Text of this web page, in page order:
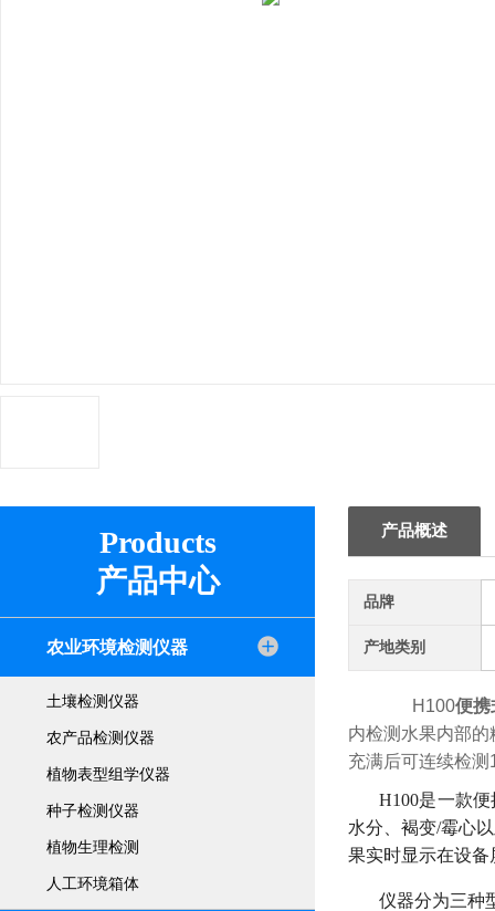
Products
产品中心
农业环境检测仪器
土壤检测仪器
农产品检测仪器
植物表型组学仪器
种子检测仪器
植物生理检测
人工环境箱体
产品概述
品牌
产地类别
H100便携
内检测水果内部
充满后可连续检
H100是一款
水分、褐变/霉心
果实时显示在设
仪器分为三种